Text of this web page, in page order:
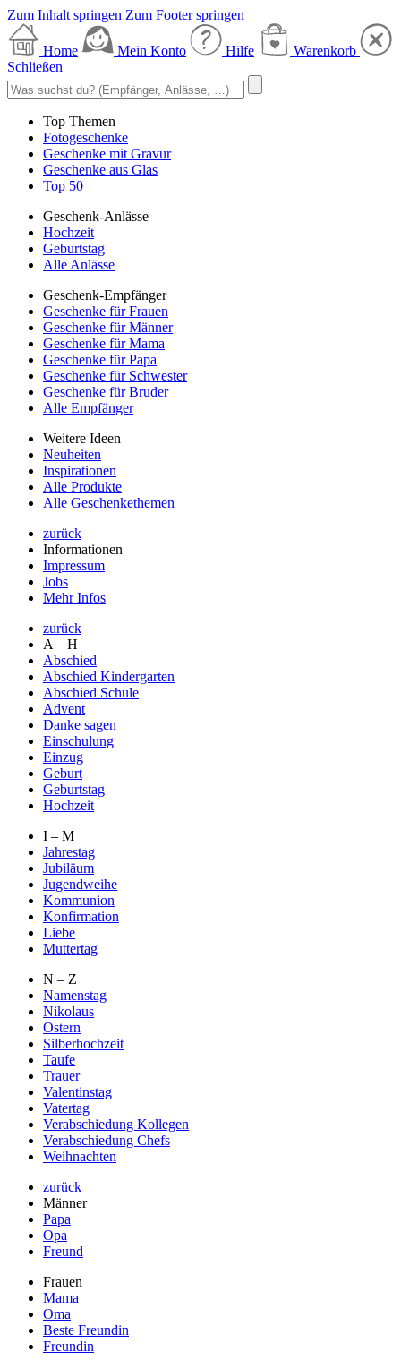
Zum Inhalt springen Zum Footer springen
Home Mein Konto Hilfe
Warenkorb
Schließen
Top Themen
Fotogeschenke
Geschenke mit Gravur
Geschenke aus Glas
Top 50
Geschenk-Anlässe
Hochzeit
Geburtstag
Alle Anlässe
Geschenk-Empfänger
Geschenke für Frauen
Geschenke für Männer
Geschenke für Mama
Geschenke für Papa
Geschenke für Schwester
Geschenke für Bruder
Alle Empfänger
Weitere Ideen
Neuheiten
Inspirationen
Alle Produkte
Alle Geschenkethemen
zurück
Informationen
Impressum
Jobs
Mehr Infos
zurück
A – H
Abschied
Abschied Kindergarten
Abschied Schule
Advent
Danke sagen
Einschulung
Einzug
Geburt
Geburtstag
Hochzeit
I – M
Jahrestag
Jubiläum
Jugendweihe
Kommunion
Konfirmation
Liebe
Muttertag
N – Z
Namenstag
Nikolaus
Ostern
Silberhochzeit
Taufe
Trauer
Valentinstag
Vatertag
Verabschiedung Kollegen
Verabschiedung Chefs
Weihnachten
zurück
Männer
Papa
Opa
Freund
Frauen
Mama
Oma
Beste Freundin
Freundin